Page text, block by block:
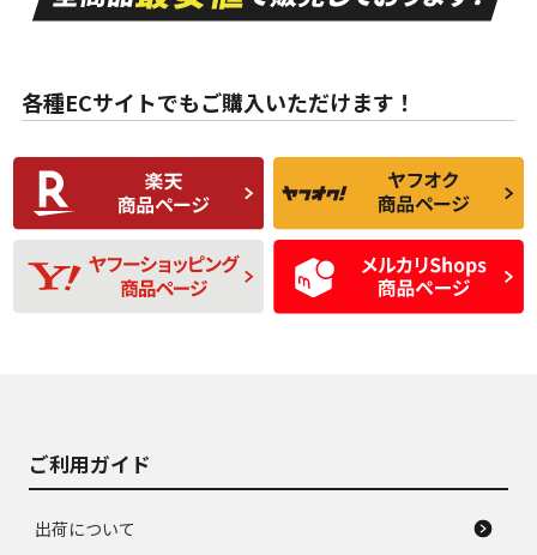
な中古品
んどない中古品
C
比較的きれいな中古
品
C
られるが、使用に問
題のない中古品
D
使用感や目立つ傷が
あり、一般的な中古
品
D
残り溝も少なく、偏
磨耗がみられ、短期
間使用できるくらい
の中古品
各種ECサイトでもご購入いただけます！
ご利用ガイド
出荷について